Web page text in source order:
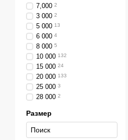
7,000 2
3 000 2
5 000 13
6 000 4
8 000 5
10 000 132
15 000 24
20 000 133
25 000 3
28 000 2
Размер